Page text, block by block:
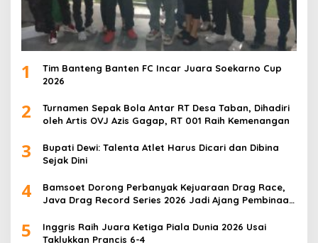
1
Tim Banteng Banten FC Incar Juara Soekarno Cup
2026
2
Turnamen Sepak Bola Antar RT Desa Taban, Dihadiri
oleh Artis OVJ Azis Gagap, RT 001 Raih Kemenangan
3
Bupati Dewi: Talenta Atlet Harus Dicari dan Dibina
Sejak Dini
4
Bamsoet Dorong Perbanyak Kejuaraan Drag Race,
Java Drag Record Series 2026 Jadi Ajang Pembinaan
5
Inggris Raih Juara Ketiga Piala Dunia 2026 Usai
Taklukkan Prancis 6-4